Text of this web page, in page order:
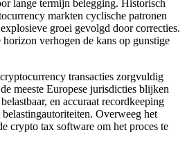
lange termijn belegging. Historisch
markten cyclische patronen
groei gevolgd door correcties.
verhogen de kans op gunstige
transacties zorgvuldig
meeste Europese jurisdicties blijken
en accuraat recordkeeping
Overweeg het
crypto tax software om het proces te